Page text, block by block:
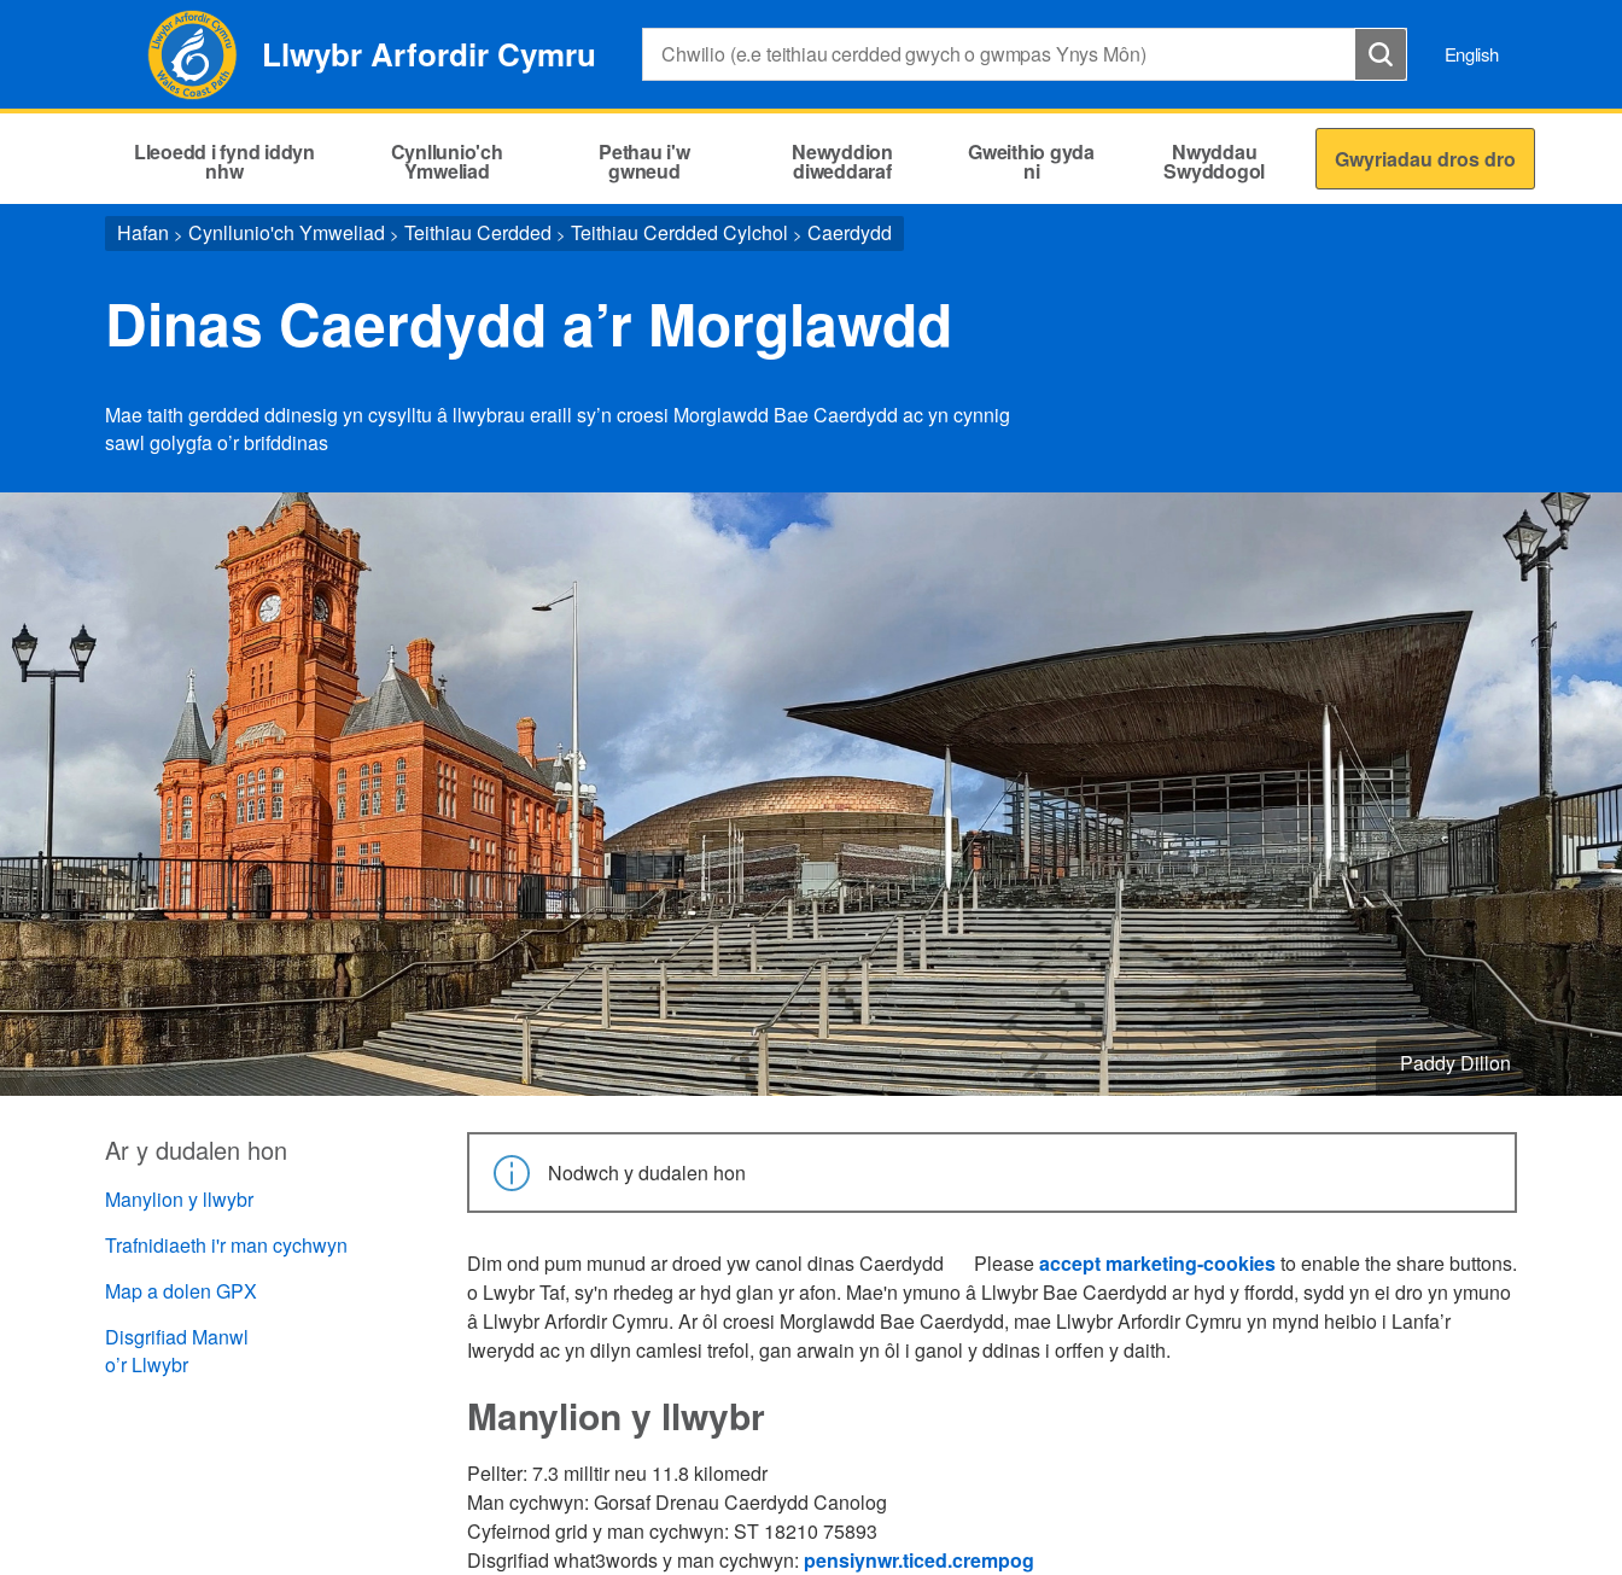
Llwybr Arfordir Cymru Search: English
Lleoedd i fynd iddyn
nhw
Cynllunio'ch
Ymweliad
Pethau i'w
gwneud
Newyddion
diweddaraf
Gweithio gyda
ni
Nwyddau
Swyddogol Gwyriadau dros dro
Hafan > Cynllunio'ch Ymweliad > Teithiau Cerdded > Teithiau Cerdded Cylchol > Caerdydd
Dinas Caerdydd a’r Morglawdd
Mae taith gerdded ddinesig yn cysylltu â llwybrau eraill sy’n croesi Morglawdd Bae Caerdydd ac yn cynnig
sawl golygfa o’r brifddinas
Paddy Dillon
Ar y dudalen hon
Manylion y llwybr
Trafnidiaeth i'r man cychwyn
Map a dolen GPX
Disgrifiad Manwl
o’r Llwybr
Nodwch y dudalen hon
Pleaseaccept marketing-cookiesto enable the share buttons.
Dim ond pum munud ar droed yw canol dinas Caerdydd
o Lwybr Taf, sy'n rhedeg ar hyd glan yr afon. Mae'n ymuno â Llwybr Bae Caerdydd ar hyd y ffordd, sydd yn ei dro yn ymuno
â Llwybr Arfordir Cymru. Ar ôl croesi Morglawdd Bae Caerdydd, mae Llwybr Arfordir Cymru yn mynd heibio i Lanfa’r
Iwerydd ac yn dilyn camlesi trefol, gan arwain yn ôl i ganol y ddinas i orffen y daith.
Manylion y llwybr
Pellter: 7.3 milltir neu 11.8 kilomedr
Man cychwyn: Gorsaf Drenau Caerdydd Canolog
Cyfeirnod grid y man cychwyn: ST 18210 75893
Disgrifiad what3words y man cychwyn: pensiynwr.ticed.crempog